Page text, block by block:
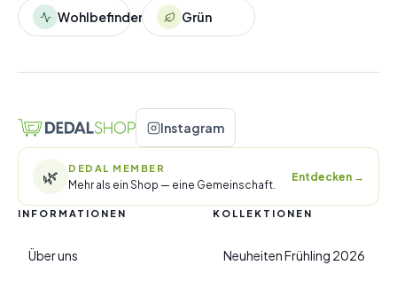
Wohlbefinden Grün
Instagram
🌿 DEDAL MEMBER
Mehr als ein Shop — eine Gemeinschaft.
Entdecken →
INFORMATIONEN
Über uns
KOLLEKTIONEN
Neuheiten Frühling 2026